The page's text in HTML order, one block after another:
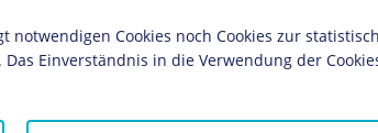
Museum, Berlin
Cookies noch Cookies zur
Einverständnis in die Verwendung der